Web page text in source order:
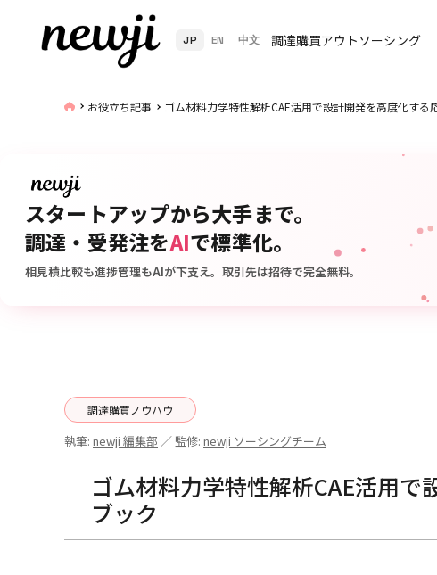
JP EN 中文 調達購買アウトソーシング
お役立ち記事 ゴム材料力学特性解析CAE活用で設計開発を高度化する
スタートアップから大手まで。
調達・受発注をAIで標準化。
相見積比較も進捗管理もAIが下支え。取引先は招待で完全無料。
調達購買ノウハウ
執筆: newji 編集部 ／ 監修: newji ソーシングチーム
ゴム材料力学特性解析CAE活用
ブック